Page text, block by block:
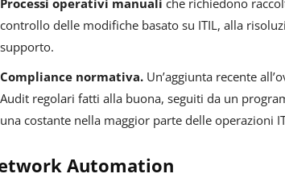
Processi operativi manuali che richiedono
controllo delle modifiche basato su ITIL, alla
supporto.
Compliance normativa. Un’aggiunta recente
Audit regolari fatti alla buona, seguiti da un
una costante nella maggior parte delle operazioni
Automation